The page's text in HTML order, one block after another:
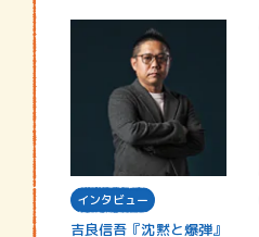
インタビュー
吉良信吾『沈黙と爆弾』